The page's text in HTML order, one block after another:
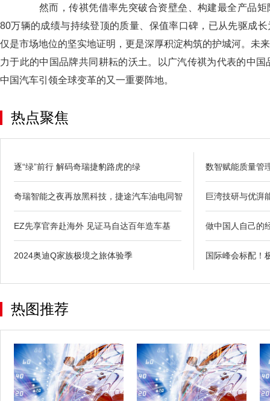
然而，传祺凭借率先突破合资壁垒、构建最全产品矩
80万辆的成绩与持续登顶的质量、保值率口碑，已从先驱成
仅是市场地位的坚实地证明，更是深厚积淀构筑的护城河。未
力于此的中国品牌共同耕耘的沃土。以广汽传祺为代表的中
中国汽车引领全球变革的又一重要阵地。
热点聚焦
逐“绿”前行 解码奇瑞捷豹路虎的绿
奇瑞智能之夜再放黑科技，捷途汽车油电同智
EZ先享官奔赴海外 见证马自达百年造车基
2024奥迪Q家族极境之旅体验季
数智赋能质量管
巨湾技研与优湃
做中国人自己的
国际峰会标配！
热图推荐